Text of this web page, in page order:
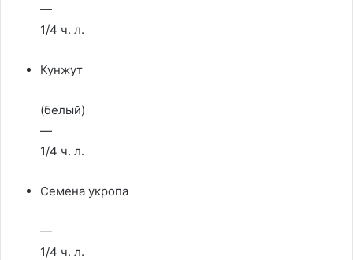
—
1/4 ч. л.
Кунжут
(белый)
—
1/4 ч. л.
Семена укропа
—
1/4 ч. л.